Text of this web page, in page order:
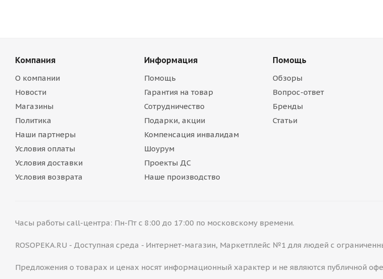
Компания
О компании
Новости
Магазины
Политика
Наши партнеры
Условия оплаты
Условия доставки
Условия возврата
Информация
Помощь
Гарантия на товар
Сотрудничество
Подарки, акции
Компенсация инвалидам
Шоурум
Проекты ДС
Наше производство
Помощь
Обзоры
Вопрос-ответ
Бренды
Статьи
Часы работы call-центра: Пн-Пт с 8:00 до 17:00 по московскому времени.
ROSOPEKA.RU - Доступная среда - Интернет-магазин, Маркетплейс №1 для людей с
Предложения о товарах и ценах носят информационный характер и не являются публичной